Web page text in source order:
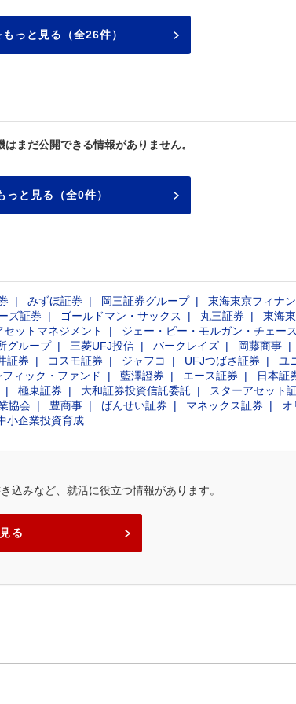
っと見る（全26件）
まだ公開できる情報がありません。
と見る（全0件）
みずほ証券 岡三証券グループ
東海東京フィナ
ズ証券 ゴールドマン・サックス 丸三証券
東海
セットマネジメント
ジェー・ピー・モルガン・チェー
グループ 三菱UFJ投信 バークレイズ 岡藤商事
証券 コスモ証券 ジャフコ UFJつばさ証券
ユ
ィック・ファンド 藍澤證券 エース証券
日本証
極東証券 大和証券投資信託委託
スターアセット
協会 豊商事 ばんせい証券 マネックス証券
オ
小企業投資育成
込みなど、就活に役立つ情報があります。
る